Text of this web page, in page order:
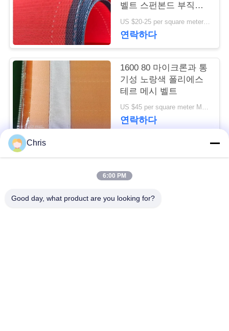
뉴
스
인
용
문
을
요
벨트 스펀본드 부직포
형성
US $20-25 per square meter MOQ:50 평방미터
연락하다
1600 80 마이크론과 통
기성 노랑색 폴리에스
테르 메시 벨트
US $45 per square meter MOQ:100m2
연락하다
비 부직물 산업용 롤러
Chris
6:00 PM
Good day, what product are you looking for?